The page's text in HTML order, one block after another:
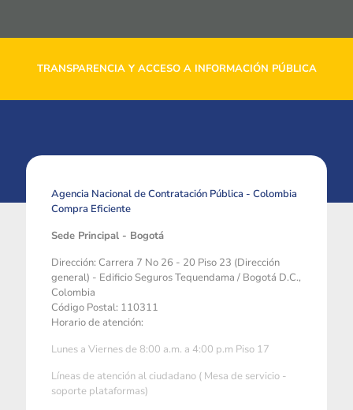
TRANSPARENCIA Y ACCESO A INFORMACIÓN PÚBLICA
Agencia Nacional de Contratación Pública - Colombia
Compra Eficiente
Sede Principal - Bogotá
Dirección: Carrera 7 No 26 - 20 Piso 23 (Dirección
general) - Edificio Seguros Tequendama / Bogotá D.C.,
Colombia
Código Postal: 110311
Horario de atención:
Lunes a Viernes de 8:00 a.m. a 4:00 p.m Piso 17
Líneas de atención al ciudadano ( Mesa de servicio -
soporte plataformas)